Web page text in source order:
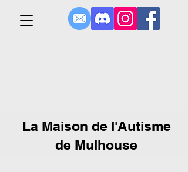
La Maison de l'Autisme
de Mulhouse